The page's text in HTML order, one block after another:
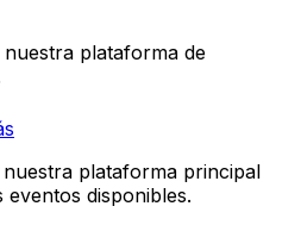
plataforma de
nuestra plataforma principal
disponibles.